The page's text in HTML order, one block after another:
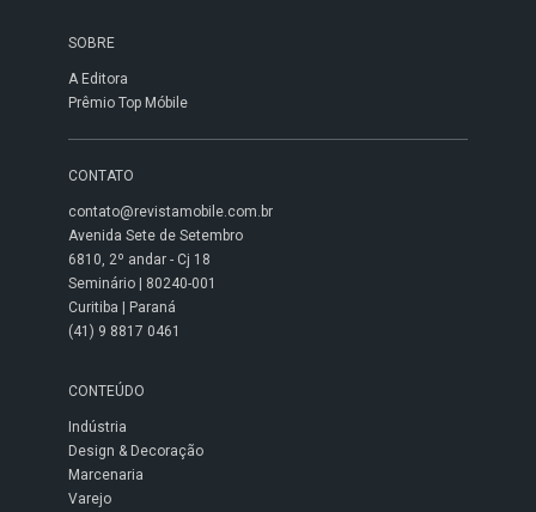
SOBRE
A Editora
Prêmio Top Móbile
CONTATO
contato@revistamobile.com.br
Avenida Sete de Setembro
6810, 2º andar - Cj 18
Seminário | 80240-001
Curitiba | Paraná
(41) 9 8817 0461
CONTEÚDO
Indústria
Design & Decoração
Marcenaria
Varejo